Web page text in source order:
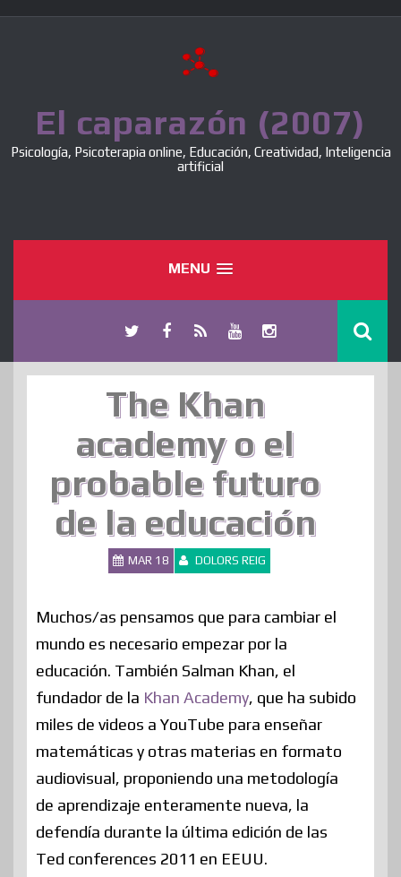
El caparazón (2007)
Psicología, Psicoterapia online, Educación, Creatividad, Inteligencia
artificial
MENU
The Khan
academy o el
probable futuro
de la educación
MAR 18 DOLORS REIG
Muchos/as pensamos que para cambiar el
mundo es necesario empezar por la
educación. También Salman Khan, el
fundador de la Khan Academy, que ha subido
miles de videos a YouTube para enseñar
matemáticas y otras materias en formato
audiovisual, proponiendo una metodología
de aprendizaje enteramente nueva, la
defendía durante la última edición de las
Ted conferences 2011 en EEUU.